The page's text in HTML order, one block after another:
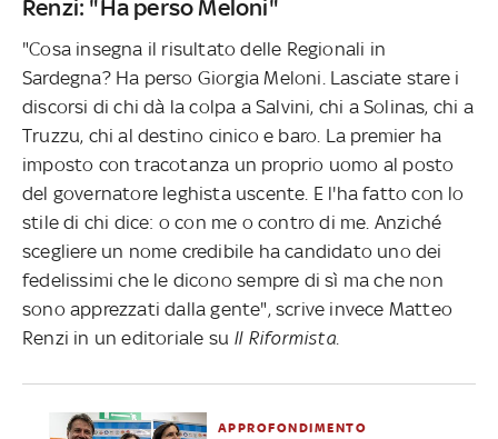
Renzi: "Ha perso Meloni"
"Cosa insegna il risultato delle Regionali in
Sardegna? Ha perso Giorgia Meloni. Lasciate stare i
discorsi di chi dà la colpa a Salvini, chi a Solinas, chi a
Truzzu, chi al destino cinico e baro. La premier ha
imposto con tracotanza un proprio uomo al posto
del governatore leghista uscente. E l'ha fatto con lo
stile di chi dice: o con me o contro di me. Anziché
scegliere un nome credibile ha candidato uno dei
fedelissimi che le dicono sempre di sì ma che non
sono apprezzati dalla gente", scrive invece Matteo
Renzi in un editoriale su Il Riformista.
APPROFONDIMENTO